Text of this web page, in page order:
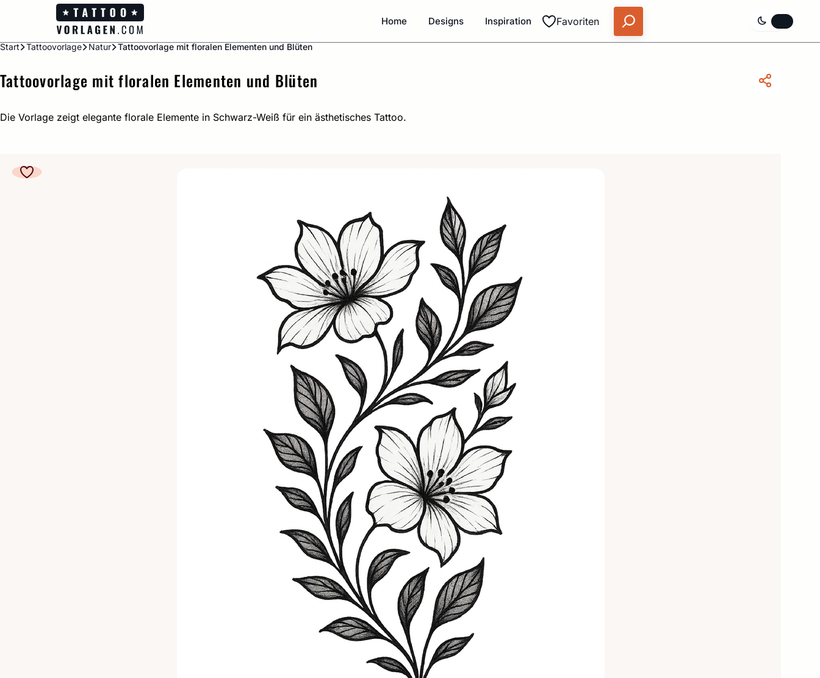
Favoriten
Home Designs Inspiration
Start Tattoovorlage Natur Tattoovorlage mit floralen Elementen und Blüten
Tattoovorlage mit floralen Elementen und Blüten
Die Vorlage zeigt elegante florale Elemente in Schwarz-Weiß für ein ästhetisches Tattoo.